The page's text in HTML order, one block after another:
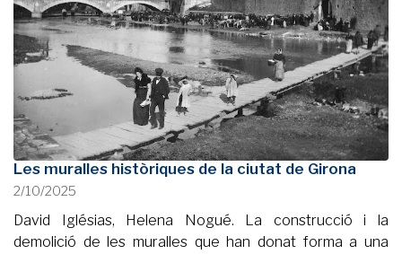
Les muralles històriques de la ciutat de Girona
2/10/2025
David Iglésias, Helena Nogué. La construcció i la
demolició de les muralles que han donat forma a una